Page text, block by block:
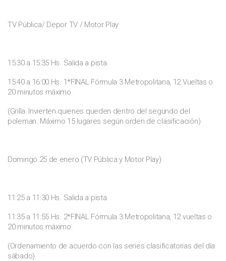
TV Pública/ Depor TV / Motor Play
15:30 a 15:35 Hs. Salida a pista.
15:40 a 16:00 Hs. 1*FINAL Fórmula 3 Metropolitana, 12 Vueltas o
20 minutos máximo.
(Grilla: Invierten quienes queden dentro del segundo del
poleman. Máximo 15 lugares según orden de clasificación)
Domingo 25 de enero (TV Pública y Motor Play)
11:25 a 11:30 Hs. Salida a pista.
11:35 a 11:55 Hs. 2*FINAL Fórmula 3 Metropolitana, 12 vueltas o
20 minutos máximo.
(Ordenamiento de acuerdo con las series clasificatorias del día
sábado)